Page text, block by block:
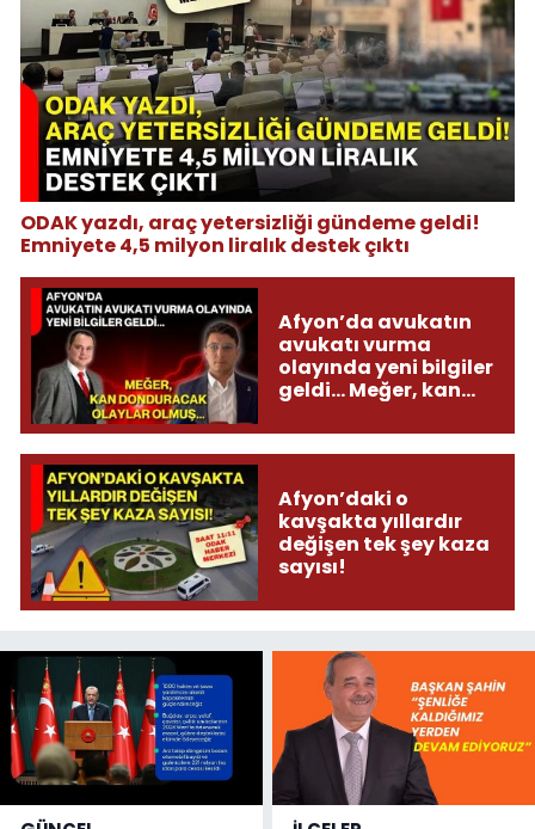
ODAK yazdı, araç yetersizliği gündeme geldi!
Emniyete 4,5 milyon liralık destek çıktı
Afyon’da avukatın
avukatı vurma
olayında yeni bilgiler
geldi... Meğer, kan
olmuş...
Afyon’daki o
kavşakta yıllardır
değişen tek şey kaza
sayısı!